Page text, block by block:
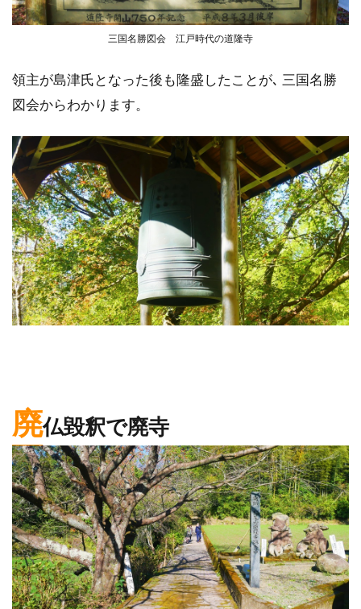
三国名勝図会 江戸時代の道隆寺
領主が島津氏となった後も隆盛したことが､ 三国名勝
図会からわかります。
廃仏毀釈で廃寺